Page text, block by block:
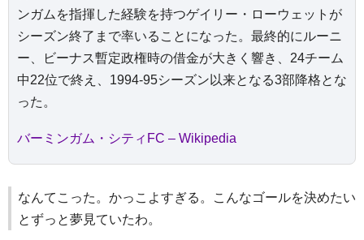
ンガムを指揮した経験を持つゲイリー・ローウェットが
シーズン終了まで率いることになった。最終的にルーニ
ー、ビーナス暫定政権時の借金が大きく響き、24チーム
中22位で終え、1994-95シーズン以来となる3部降格とな
った。
バーミンガム・シティFC – Wikipedia
なんてこった。かっこよすぎる。こんなゴールを決めたい
とずっと夢見ていたわ。